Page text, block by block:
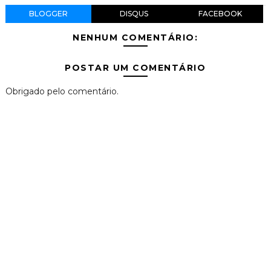
BLOGGER DISQUS FACEBOOK
NENHUM COMENTÁRIO:
POSTAR UM COMENTÁRIO
Obrigado pelo comentário.